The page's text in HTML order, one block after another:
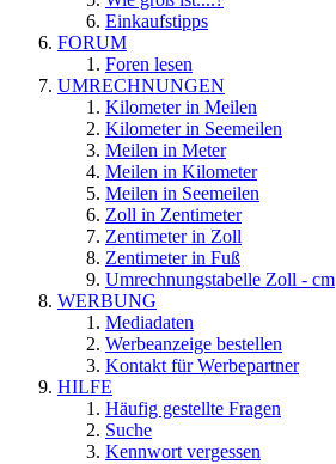
Einkaufstipps
FORUM
Foren lesen
UMRECHNUNGEN
Kilometer in Meilen
Kilometer in Seemeilen
Meilen in Meter
Meilen in Kilometer
Meilen in Seemeilen
Zoll in Zentimeter
Zentimeter in Zoll
Zentimeter in Fuß
Umrechnungstabelle Zoll - cm
WERBUNG
Mediadaten
Werbeanzeige bestellen
Kontakt für Werbepartner
HILFE
Häufig gestellte Fragen
Suche
Kennwort vergessen